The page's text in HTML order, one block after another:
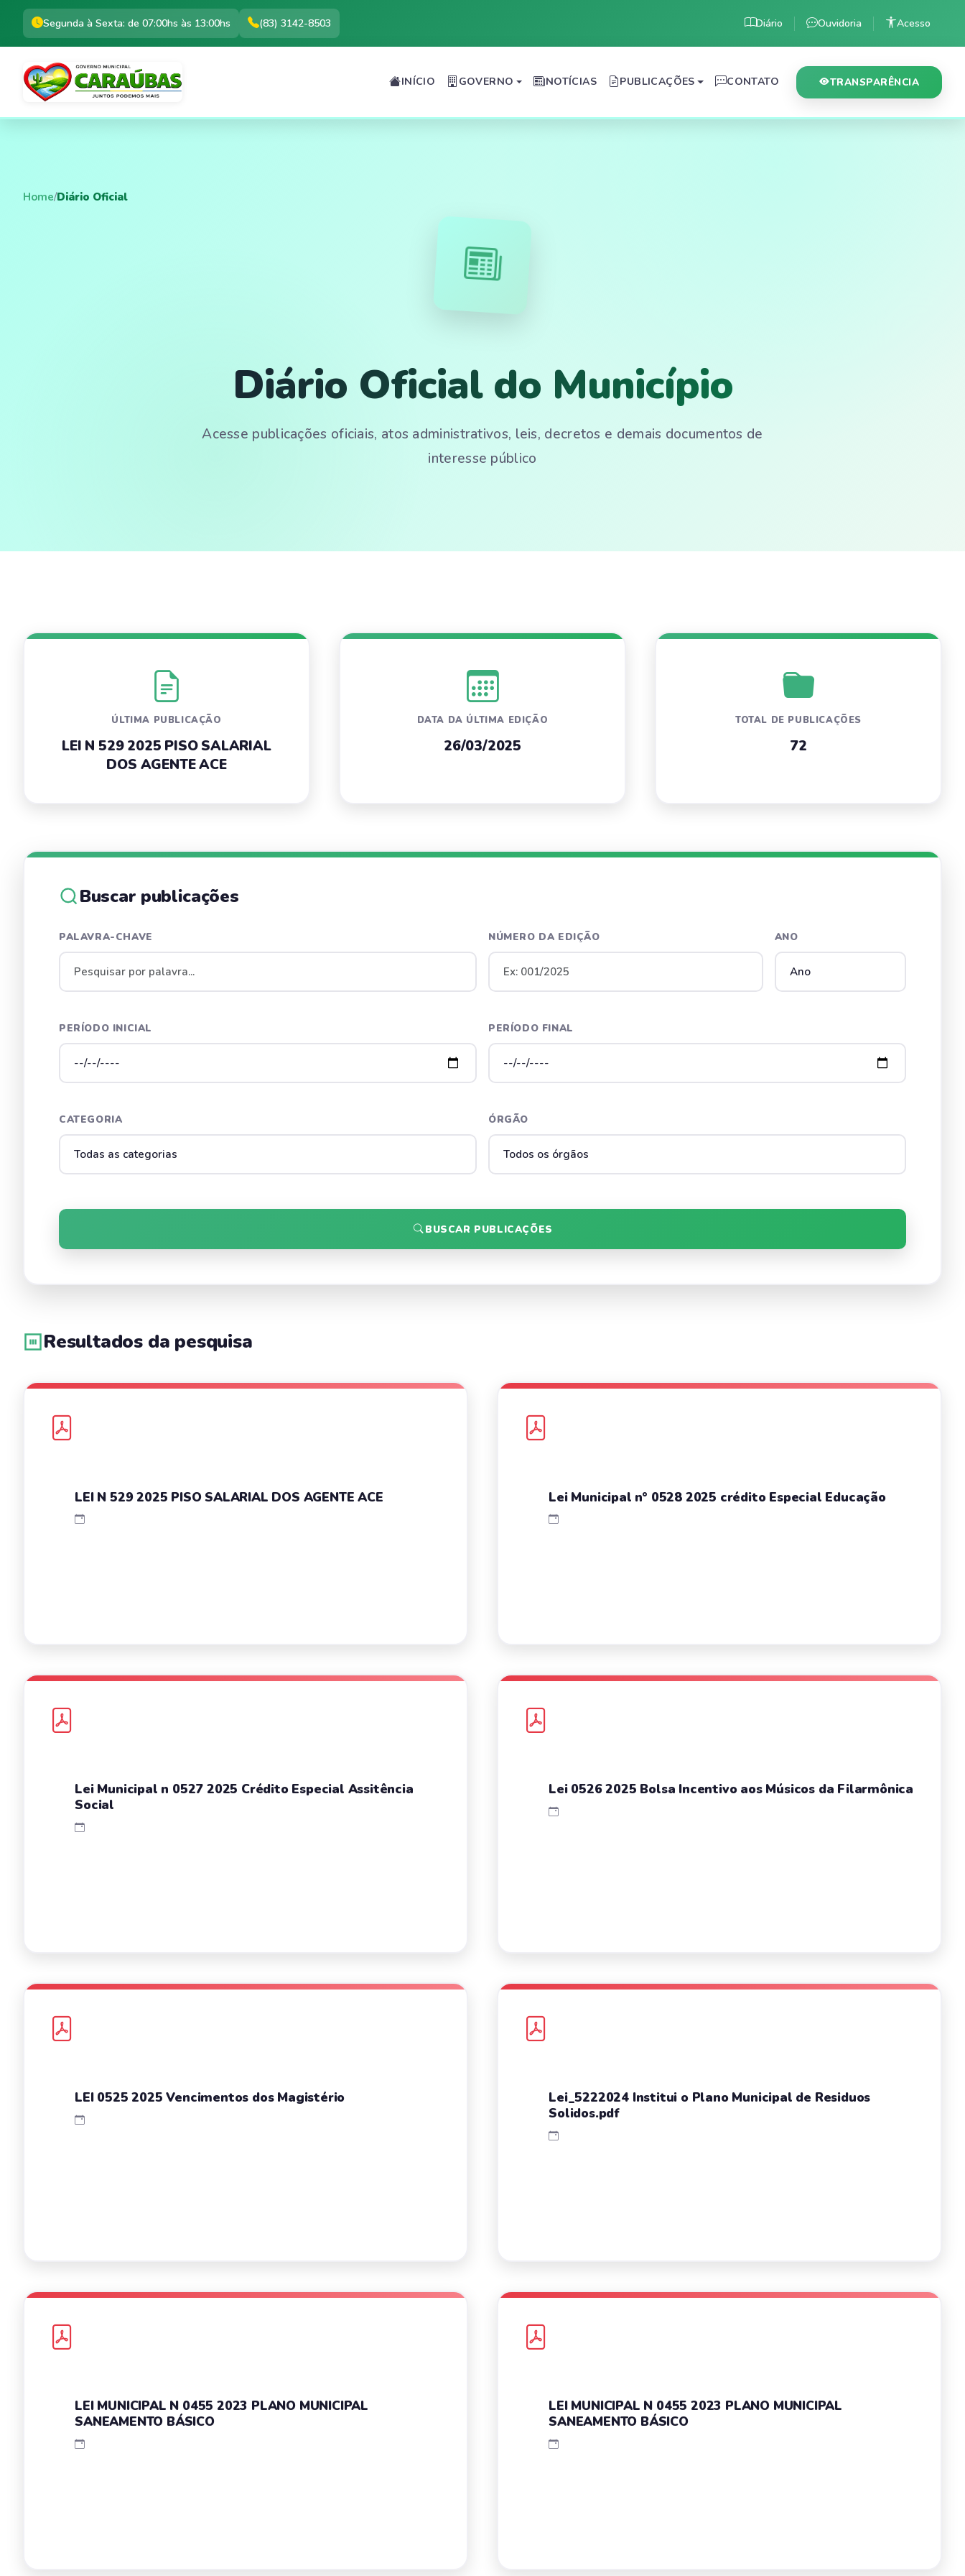
Segunda à Sexta: de 07:00hs às 13:00hs (83) 3142-8503 Diário Ouvidoria Acesso
INÍCIO GOVERNO NOTÍCIAS PUBLICAÇÕES CONTATO TRANSPARÊNCIA
Home/Diário Oficial
Diário Oficial do Município
Acesse publicações oficiais, atos administrativos, leis, decretos e demais documentos de
interesse público
ÚLTIMA PUBLICAÇÃO
LEI N 529 2025 PISO SALARIAL
DOS AGENTE ACE
DATA DA ÚLTIMA EDIÇÃO
26/03/2025
TOTAL DE PUBLICAÇÕES
72
Buscar publicações
PALAVRA-CHAVE NÚMERO DA EDIÇÃO ANO
PERÍODO INICIAL PERÍODO FINAL
CATEGORIA ÓRGÃO
BUSCAR PUBLICAÇÕES
Resultados da pesquisa
LEI N 529 2025 PISO SALARIAL DOS AGENTE ACE Lei Municipal n° 0528 2025 crédito Especial Educação
Lei Municipal n 0527 2025 Crédito Especial Assitência
Social
Lei 0526 2025 Bolsa Incentivo aos Músicos da Filarmônica
LEI 0525 2025 Vencimentos dos Magistério
Lei_5222024 Institui o Plano Municipal de Residuos
Solidos.pdf
LEI MUNICIPAL N 0455 2023 PLANO MUNICIPAL
SANEAMENTO BÁSICO
LEI MUNICIPAL N 0455 2023 PLANO MUNICIPAL
SANEAMENTO BÁSICO